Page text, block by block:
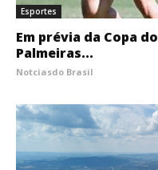
Esportes
Em prévia da Copa
Palmeiras...
Notciasdo Brasil